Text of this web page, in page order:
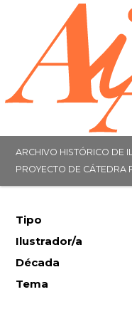
ARCHIVO HISTÓRICO DE
PROYECTO DE CÁTEDRA
Tipo
Ilustrador/a
Década
Tema